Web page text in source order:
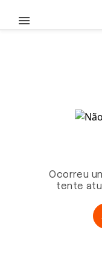
Pular para o conteúdo
Ocorreu
tente